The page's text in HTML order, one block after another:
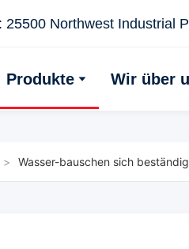
25500 Northwest Industrial
Produkte Wir über
> Wasser-bauschen sich